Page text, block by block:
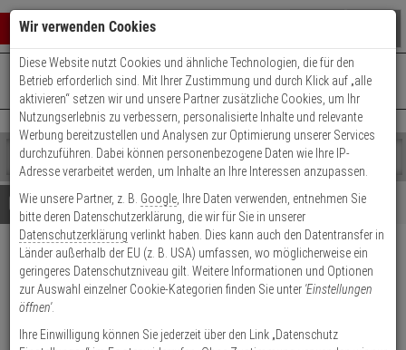
0 ARTIKEL IM WARENKORB
Ihr Warenkorb ist momentan leer.
Ergebnisse ()
Fertig
Shop
durchsuchen
Bitte
geben
Sie
mindestens
Zeichen
ein,
um
Suche
Es
wurde
noch
Kategorien
Suche
gestartet
+49 (0)821 899 493-0Mo. - Do.: 8:00 - 16:30 | Fr.: 8:00 - 14:00 Uhr
Kontaktservice nutzen
Details Beratung
Jablotron JA-1X1AC/ST
Edelstahl Sirenenabdeckung
Produktmerkmale
Wir verwenden Cookies
Diese Website nutzt Cookies und ähnliche Technologien, die für den
Betrieb erforderlich sind. Mit Ihrer Zustimmung und durch Klick auf „alle
aktivieren“ setzen wir und unsere Partner zusätzliche Cookies, um Ihr
Nutzungserlebnis zu verbessern, personalisierte Inhalte und relevante
Werbung bereitzustellen und Analysen zur Optimierung unserer Services
durchzuführen. Dabei können personenbezogene Daten wie Ihre IP-
Adresse verarbeitet werden, um Inhalte an Ihre Interessen anzupassen.
Wie unsere Partner, z. B. Google , Ihre Daten verwenden, entnehmen Sie
bitte deren Datenschutzerklärung, die wir für Sie in unserer
Datenschutzerklärung verlinkt haben. Dies kann auch den Datentransfer in
Länder außerhalb der EU (z. B. USA) umfassen, wo möglicherweise ein
geringeres Datenschutzniveau gilt. Weitere Informationen und Optionen
zur Auswahl einzelner Cookie-Kategorien finden Sie unter 'Einstellungen
öffnen'.
Ihre Einwilligung können Sie jederzeit über den Link „Datenschutz